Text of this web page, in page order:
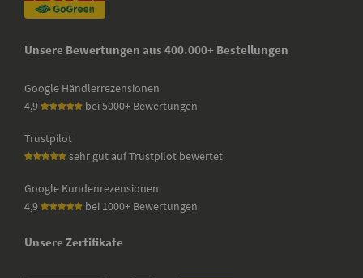
Unsere Bewertungen aus 400.000+ Bestellungen
Google Händlerrezensionen
4,9
bei 5000+ Bewertungen
Trustpilot
sehr gut auf Trustpilot bewertet
Google Kundenrezensionen
4,9
bei 1000+ Bewertungen
Unsere Zertifikate